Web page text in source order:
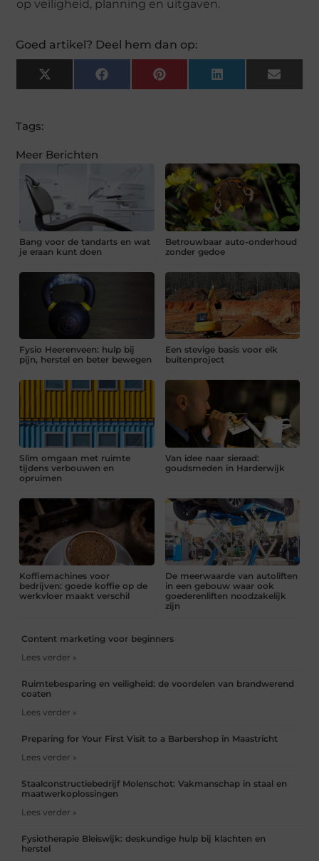
op veiligheid, planning en uitgaven.
Goed artikel? Deel hem dan op:
X
(Twitter)
FacebookPinterest LinkedIn Email
Tags:
Meer Berichten
Bang voor de tandarts en wat
je eraan kunt doen
Betrouwbaar auto-onderhoud
zonder gedoe
Fysio Heerenveen: hulp bij
pijn, herstel en beter bewegen
Een stevige basis voor elk
buitenproject
Slim omgaan met ruimte
tijdens verbouwen en
opruimen
Van idee naar sieraad:
goudsmeden in Harderwijk
Koffiemachines voor
bedrijven: goede koffie op de
werkvloer maakt verschil
De meerwaarde van autoliften
in een gebouw waar ook
goederenliften noodzakelijk
zijn
Content marketing voor beginners
Lees verder »
Ruimtebesparing en veiligheid: de voordelen van brandwerend
coaten
Lees verder »
Preparing for Your First Visit to a Barbershop in Maastricht
Lees verder »
Staalconstructiebedrijf Molenschot: Vakmanschap in staal en
maatwerkoplossingen
Lees verder »
Fysiotherapie Bleiswijk: deskundige hulp bij klachten en
herstel